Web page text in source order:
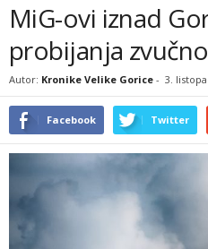
MiG-ovi iznad
probijanja
Autor: Kronike Velike Gorice - 3.
Facebook Twitter